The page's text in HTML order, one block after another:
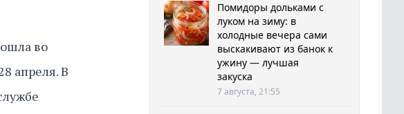
во
апреля. В
Помидоры дольками с
луком на зиму: в
холодные вечера сами
выскакивают из банок к
ужину — лучшая
закуска
7 августа, 21:55